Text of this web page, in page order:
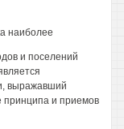
наиболее
и поселений
выражавший
принципа и приемов